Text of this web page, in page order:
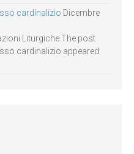
cardinalizio Dicembre
Liturgiche The post
cardinalizio appeared